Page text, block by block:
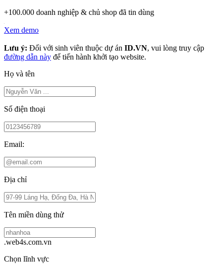
+100.000 doanh nghiệp & chủ shop đã tin dùng
Xem demo
Lưu ý: Đối với sinh viên thuộc dự án ID.VN, vui lòng truy cập
đường dẫn này để tiến hành khởi tạo website.
Họ và tên
Số điện thoại
Email:
Địa chỉ
Tên miền dùng thử
.web4s.com.vn
Chọn lĩnh vực